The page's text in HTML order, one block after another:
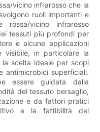
vicino infrarosso che la
ruoli importanti e
rossa/vicino infrarosso
tessuti più profondi per
e alcune applicazioni
visibile, in particolare la
scelta ideale per scopi
antimicrobici superficiali.
essere guidata dalla
del tessuto bersaglio,
e da fattori pratici
e la fattibilità del